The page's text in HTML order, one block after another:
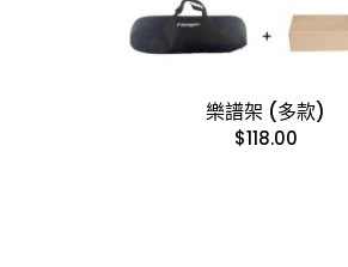
樂譜架 (多款)
$118.00